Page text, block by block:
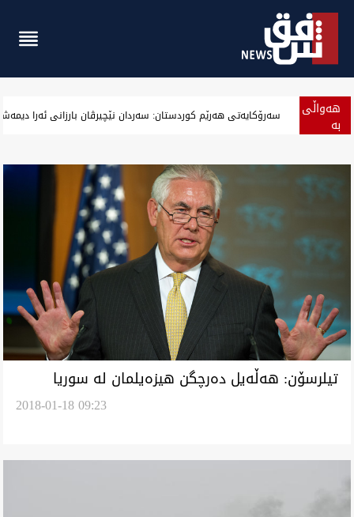
هەواڵی
بە ‏بەرزەوبوین نرخ دۆلار لە بەغداد و جیگیربوینی لە هەولێر وەگەرد
تيلرسۆن: هه‌ڵه‌يل ده‌رچگن هيزه‌يلمان له‌ سوريا
2018-01-18 09:23